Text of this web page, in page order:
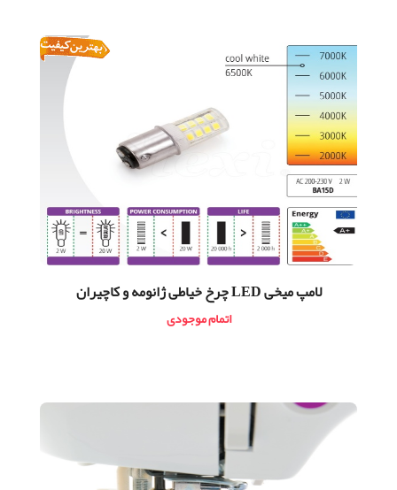
لامپ ميخی LED چرخ خیاطی ژانومه و كاچيران
اتمام موجودی